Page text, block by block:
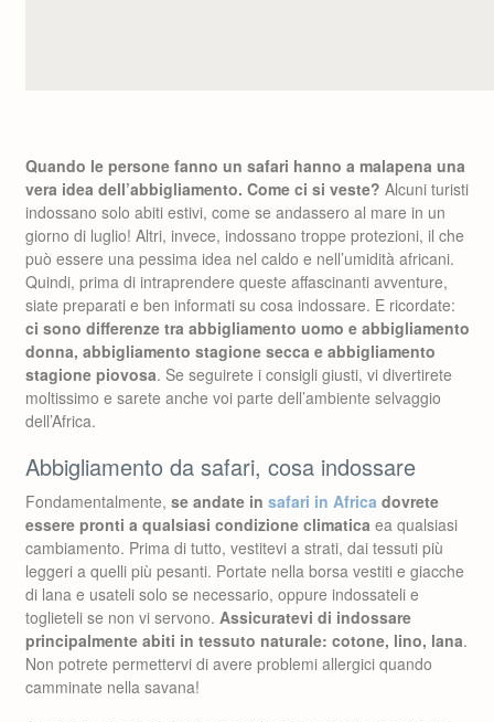
Quando le persone fanno un safari hanno a malapena una
vera idea dell’abbigliamento. Come ci si veste? Alcuni turisti
indossano solo abiti estivi, come se andassero al mare in un
giorno di luglio! Altri, invece, indossano troppe protezioni, il che
può essere una pessima idea nel caldo e nell’umidità africani.
Quindi, prima di intraprendere queste affascinanti avventure,
siate preparati e ben informati su cosa indossare. E ricordate:
ci sono differenze tra abbigliamento uomo e abbigliamento
donna, abbigliamento stagione secca e abbigliamento
stagione piovosa. Se seguirete i consigli giusti, vi divertirete
moltissimo e sarete anche voi parte dell’ambiente selvaggio
dell’Africa.
Abbigliamento da safari, cosa indossare
Fondamentalmente, se andate in safari in Africa dovrete
essere pronti a qualsiasi condizione climatica ea qualsiasi
cambiamento. Prima di tutto, vestitevi a strati, dai tessuti più
leggeri a quelli più pesanti. Portate nella borsa vestiti e giacche
di lana e usateli solo se necessario, oppure indossateli e
toglieteli se non vi servono. Assicuratevi di indossare
principalmente abiti in tessuto naturale: cotone, lino, lana.
Non potrete permettervi di avere problemi allergici quando
camminate nella savana!